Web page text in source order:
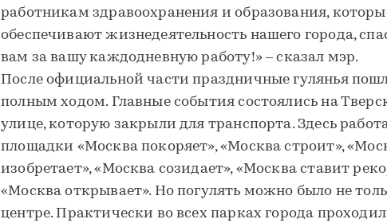
работникам здравоохранения и образования,
обеспечивают жизнедеятельность нашего города,
вам за вашу каждодневную работу!» – сказал мэр.
После официальной части праздничные гулянья
полным ходом. Главные события состоялись на
улице, которую закрыли для транспорта. Здесь
площадки «Москва покоряет», «Москва строит»,
изобретает», «Москва созидает», «Москва ставит
«Москва открывает». Но погулять можно было не
центре. Практически во всех парках города